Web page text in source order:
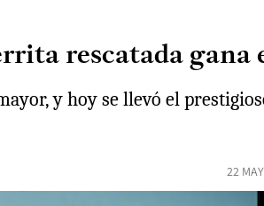
rescatada
y hoy se llevó el
22